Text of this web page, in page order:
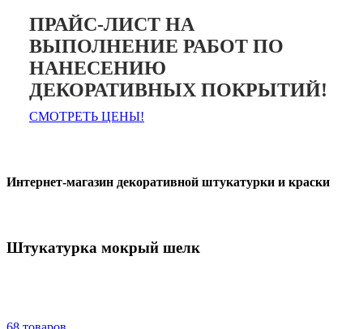
ПРАЙС-ЛИСТ НА
ВЫПОЛНЕНИЕ РАБОТ ПО
НАНЕСЕНИЮ
ДЕКОРАТИВНЫХ ПОКРЫТИЙ!
СМОТРЕТЬ ЦЕНЫ!
Интернет-магазин декоративной штукатурки и краски
Штукатурка мокрый шелк